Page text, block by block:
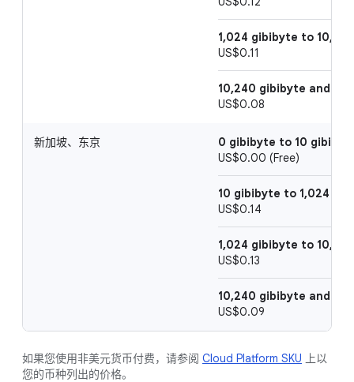
1,024 gibibyte to
US$0.11
10,240 gibibyte and
US$0.08
新加坡、东京
0 gibibyte to 10
US$0.00 (Free)
10 gibibyte to 1,024
US$0.14
1,024 gibibyte to
US$0.13
10,240 gibibyte and
US$0.09
如果您使用非美元货币付费，请参阅 Cloud Platform SKU 上以
您的币种列出的价格。